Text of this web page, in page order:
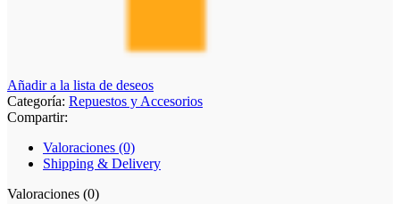
Añadir a la lista de deseos
Categoría: Repuestos y Accesorios
Compartir:
Valoraciones (0)
Shipping & Delivery
Valoraciones (0)